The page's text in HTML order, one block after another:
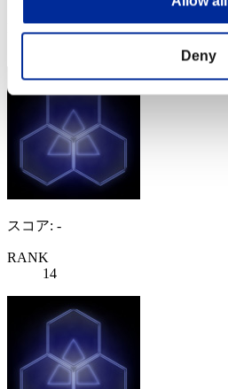
Deny
RANK
スコア: -
RANK
14